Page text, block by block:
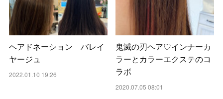
ヘアドネーション バレイ
ヤージュ
2022.01.10 19:26
鬼滅の刃ヘア♡インナーカ
ラーとカラーエクステのコ
ラボ
2020.07.05 08:01